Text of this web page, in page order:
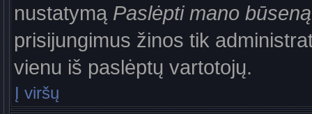
nustatymą Paslėpti mano būseną
prisijungimus žinos tik
vienu iš paslėptų vartotojų.
Į viršų